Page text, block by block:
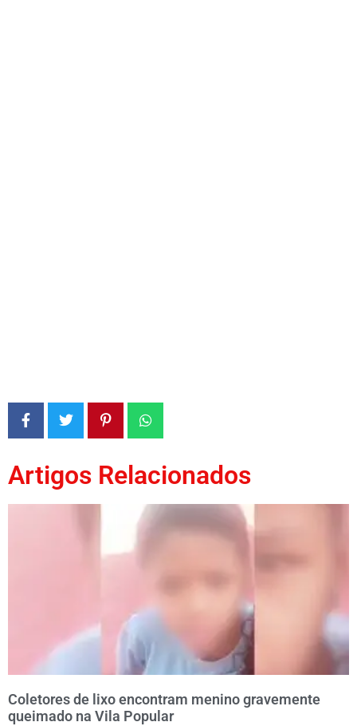
Artigos Relacionados
Coletores de lixo encontram menino gravemente
queimado na Vila Popular